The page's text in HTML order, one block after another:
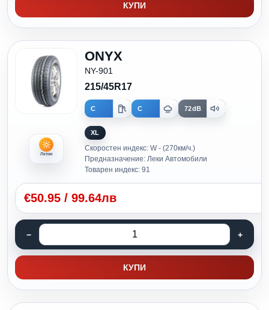
КУПИ
Летни
ONYX
NY-901
215/45R17
C C 72dB
XL
Скоростен индекс: W - (270км/ч.)
Предназначение: Леки Автомобили
Товарен индекс: 91
€50.95 / 99.64лв
КУПИ